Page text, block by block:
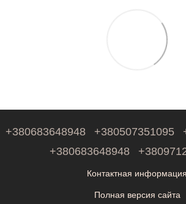
+380683648948 +380507351095
+380683648948
Контактная информация
Полная версия сайта